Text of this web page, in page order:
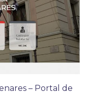
– Portal de